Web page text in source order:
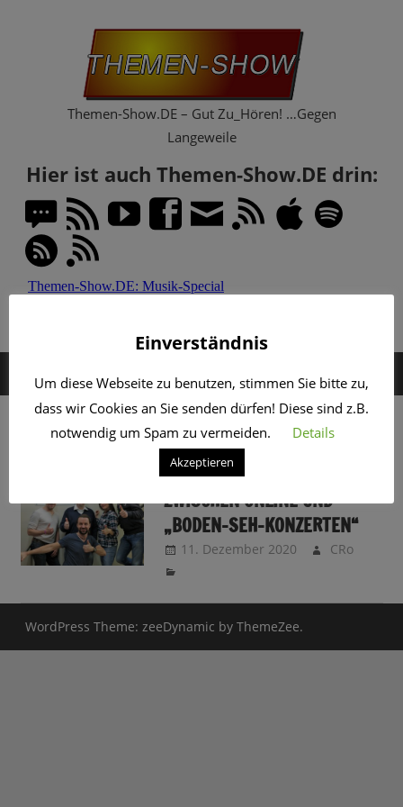
Themen-Show.DE – Gut Zu_Hören! …Gegen
Langeweile
Hier ist auch Themen-Show.DE drin:
MENÜ
SCHLAGWORT:KONZERT
LALELU – A CAPELLA COMEDY
ZWISCHEN ONLINE UND
„BODEN-SEH-KONZERTEN“
11. Dezember 2020 CRo
WordPress Theme: zeeDynamic by ThemeZee.
Einverständnis
Um diese Webseite zu benutzen, stimmen Sie bitte zu,
dass wir Cookies an Sie senden dürfen! Diese sind z.B.
notwendig um Spam zu vermeiden.
Details
Akzeptieren